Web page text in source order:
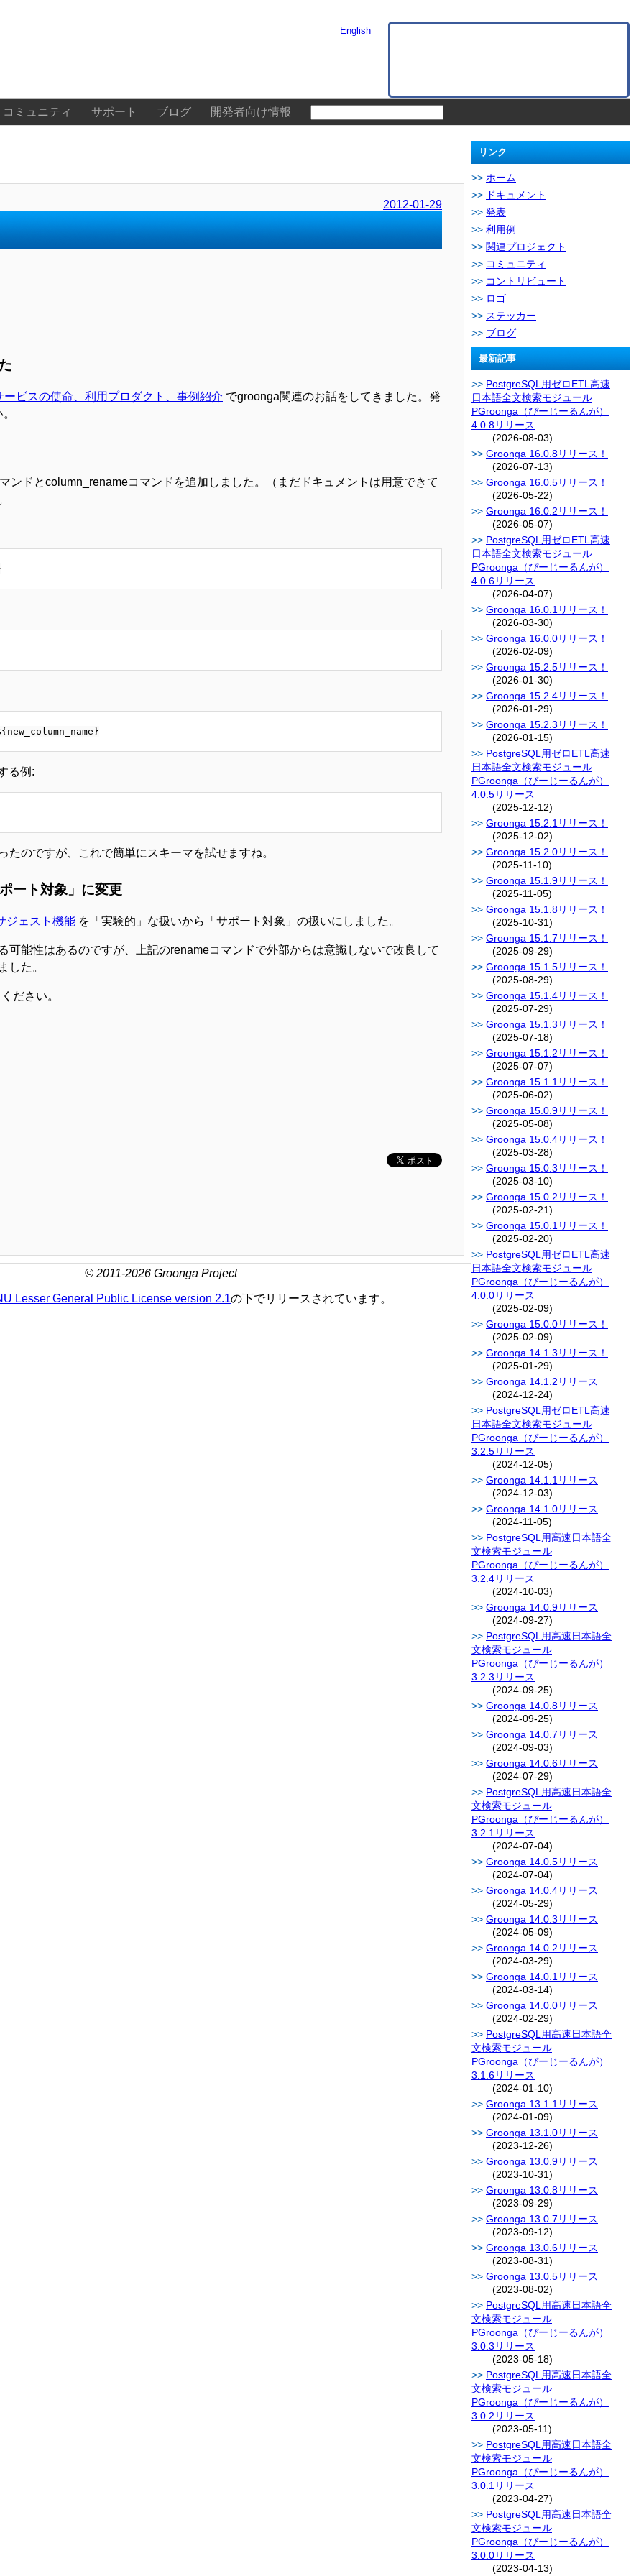
コミュニティ サポート ブログ 開発者向け情報
English
2012-01-29
ビスの使命、利用プロダクト、事例紹介 でgroonga関連のお話をしてきました。発
ンドとcolumn_renameコマンドを追加しました。（まだドキュメントは用意できて
る例:
のですが、これで簡単にスキーマを試せますね。
ート対象」に変更
ジェスト機能 を「実験的」な扱いから「サポート対象」の扱いにしました。
能性はあるのですが、上記のrenameコマンドで外部からは意識しないで改良して
した。
ださい。
リンク
ホーム
ドキュメント
発表
利用例
関連プロジェクト
コミュニティ
コントリビュート
ロゴ
ステッカー
ブログ
最新記事
PostgreSQL用ゼロETL高速
日本語全文検索モジュール
PGroonga（ぴーじーるんが）
4.0.8リリース
(2026-08-03)
Groonga 16.0.8リリース！
(2026-07-13)
Groonga 16.0.5リリース！
(2026-05-22)
Groonga 16.0.2リリース！
(2026-05-07)
PostgreSQL用ゼロETL高速
日本語全文検索モジュール
PGroonga（ぴーじーるんが）
4.0.6リリース
(2026-04-07)
Groonga 16.0.1リリース！
(2026-03-30)
Groonga 16.0.0リリース！
(2026-02-09)
Groonga 15.2.5リリース！
(2026-01-30)
Groonga 15.2.4リリース！
(2026-01-29)
Groonga 15.2.3リリース！
(2026-01-15)
PostgreSQL用ゼロETL高速
日本語全文検索モジュール
PGroonga（ぴーじーるんが）
4.0.5リリース
(2025-12-12)
Groonga 15.2.1リリース！
(2025-12-02)
Groonga 15.2.0リリース！
(2025-11-10)
Groonga 15.1.9リリース！
(2025-11-05)
Groonga 15.1.8リリース！
(2025-10-31)
Groonga 15.1.7リリース！
(2025-09-29)
Groonga 15.1.5リリース！
(2025-08-29)
Groonga 15.1.4リリース！
(2025-07-29)
Groonga 15.1.3リリース！
(2025-07-18)
Groonga 15.1.2リリース！
(2025-07-07)
Groonga 15.1.1リリース！
(2025-06-02)
Groonga 15.0.9リリース！
(2025-05-08)
Groonga 15.0.4リリース！
(2025-03-28)
Groonga 15.0.3リリース！
(2025-03-10)
Groonga 15.0.2リリース！
(2025-02-21)
Groonga 15.0.1リリース！
(2025-02-20)
PostgreSQL用ゼロETL高速
日本語全文検索モジュール
PGroonga（ぴーじーるんが）
4.0.0リリース
(2025-02-09)
Groonga 15.0.0リリース！
(2025-02-09)
Groonga 14.1.3リリース！
(2025-01-29)
Groonga 14.1.2リリース
(2024-12-24)
PostgreSQL用ゼロETL高速
日本語全文検索モジュール
PGroonga（ぴーじーるんが）
3.2.5リリース
(2024-12-05)
Groonga 14.1.1リリース
(2024-12-03)
Groonga 14.1.0リリース
(2024-11-05)
PostgreSQL用高速日本語全
文検索モジュール
PGroonga（ぴーじーるんが）
3.2.4リリース
(2024-10-03)
Groonga 14.0.9リリース
(2024-09-27)
PostgreSQL用高速日本語全
文検索モジュール
PGroonga（ぴーじーるんが）
3.2.3リリース
(2024-09-25)
Groonga 14.0.8リリース
(2024-09-25)
Groonga 14.0.7リリース
(2024-09-03)
Groonga 14.0.6リリース
(2024-07-29)
PostgreSQL用高速日本語全
文検索モジュール
PGroonga（ぴーじーるんが）
3.2.1リリース
(2024-07-04)
Groonga 14.0.5リリース
(2024-07-04)
Groonga 14.0.4リリース
(2024-05-29)
Groonga 14.0.3リリース
(2024-05-09)
Groonga 14.0.2リリース
(2024-03-29)
Groonga 14.0.1リリース
(2024-03-14)
Groonga 14.0.0リリース
(2024-02-29)
PostgreSQL用高速日本語全
文検索モジュール
PGroonga（ぴーじーるんが）
3.1.6リリース
(2024-01-10)
Groonga 13.1.1リリース
(2024-01-09)
Groonga 13.1.0リリース
(2023-12-26)
Groonga 13.0.9リリース
(2023-10-31)
Groonga 13.0.8リリース
(2023-09-29)
Groonga 13.0.7リリース
(2023-09-12)
Groonga 13.0.6リリース
(2023-08-31)
Groonga 13.0.5リリース
(2023-08-02)
PostgreSQL用高速日本語全
文検索モジュール
PGroonga（ぴーじーるんが）
3.0.3リリース
(2023-05-18)
PostgreSQL用高速日本語全
文検索モジュール
PGroonga（ぴーじーるんが）
3.0.2リリース
(2023-05-11)
PostgreSQL用高速日本語全
文検索モジュール
PGroonga（ぴーじーるんが）
3.0.1リリース
(2023-04-27)
PostgreSQL用高速日本語全
文検索モジュール
PGroonga（ぴーじーるんが）
3.0.0リリース
(2023-04-13)
© 2011-2026 Groonga Project
Lesser General Public License version 2.1の下でリリースされています。